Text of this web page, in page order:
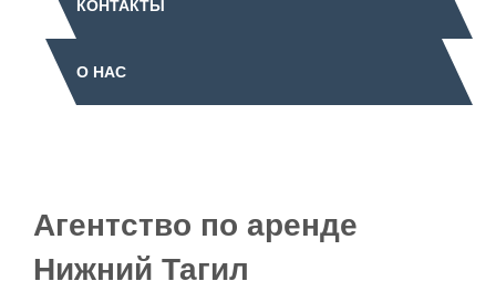
КОНТАКТЫ
О НАС
Агентство по аренде
Нижний Тагил